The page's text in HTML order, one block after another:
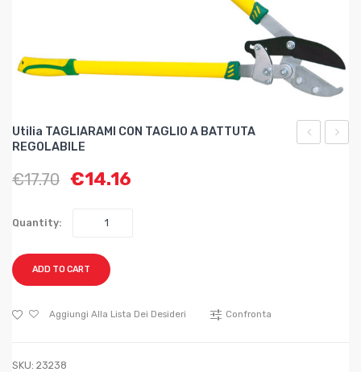
Utilia TAGLIARAMI CON TAGLIO A BATTUTA
REGOLABILE
€17.70 €14.16
Quantity:
ADD TO CART
Aggiungi Alla Lista Dei Desideri Confronta
SKU: 23238